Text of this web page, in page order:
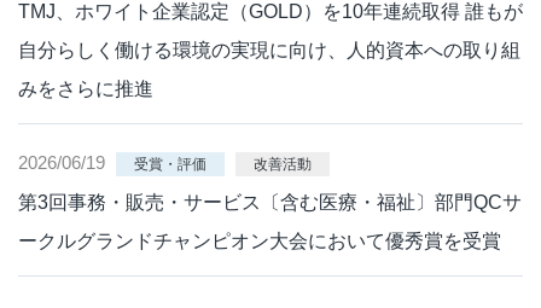
TMJ、ホワイト企業認定（GOLD）を10年連続取得 誰もが
自分らしく働ける環境の実現に向け、人的資本への取り組
みをさらに推進
2026/06/19 受賞・評価 改善活動
第3回事務・販売・サービス〔含む医療・福祉〕部門QCサ
ークルグランドチャンピオン大会において優秀賞を受賞